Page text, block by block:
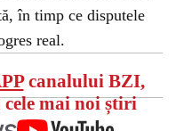
în timp ce disputele
real.
canalului BZI,
mai noi știri